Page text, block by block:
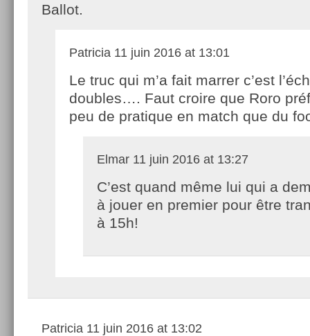
Ballot.
Patricia 11 juin 2016 at 13:01
Le truc qui m’a fait marrer c’est
doubles…. Faut croire que Roro
peu de pratique en match que du
Elmar 11 juin 2016 at 13:27
C’est quand même lui qui a
à jouer en premier pour être
à 15h!
Patricia 11 juin 2016 at 13:02